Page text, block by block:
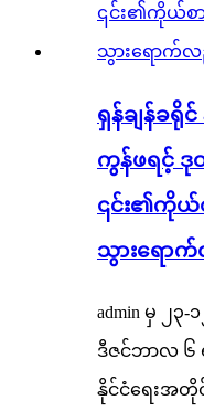
ရှန်ချန်ခရို
ကွန်ဖရင့် ဒု
၎င်း၏ကိုယ်
သွားရေ
admin မှ ၂
ဒီဇင်ဘာလ ၆
နိုင်ငံရေးအတို